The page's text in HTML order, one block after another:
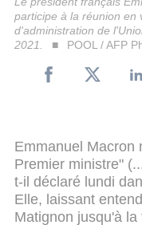
participe à la réunion en
d'administration de
2021.
POOL / AFP
Emmanuel Macron
Premier ministre"
t-il déclaré lundi
Elle, laissant
Matignon jusqu'à